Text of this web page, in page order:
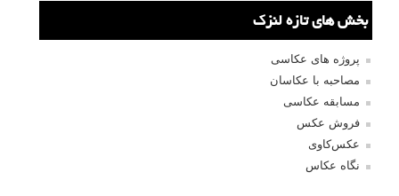
بخش های تازه لنزک
پروژه های عکاسی
مصاحبه با عکاسان
مسابقه عکاسی
فروش عکس
عکس‌کاوی
نگاه عکاس